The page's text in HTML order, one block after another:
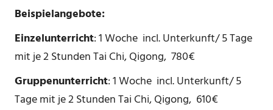
Beispielangebote:
Einzelunterricht: 1 Woche incl. Unterkunft/ 5 Tage
mit je 2 Stunden Tai Chi, Qigong, 780€
Gruppenunterricht: 1 Woche incl. Unterkunft/ 5
Tage mit je 2 Stunden Tai Chi, Qigong, 610€